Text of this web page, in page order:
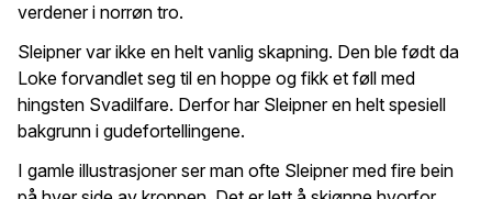
verdener i norrøn tro.
Sleipner var ikke en helt vanlig skapning. Den ble født da
Loke forvandlet seg til en hoppe og fikk et føll med
hingsten Svadilfare. Derfor har Sleipner en helt spesiell
bakgrunn i gudefortellingene.
I gamle illustrasjoner ser man ofte Sleipner med fire bein